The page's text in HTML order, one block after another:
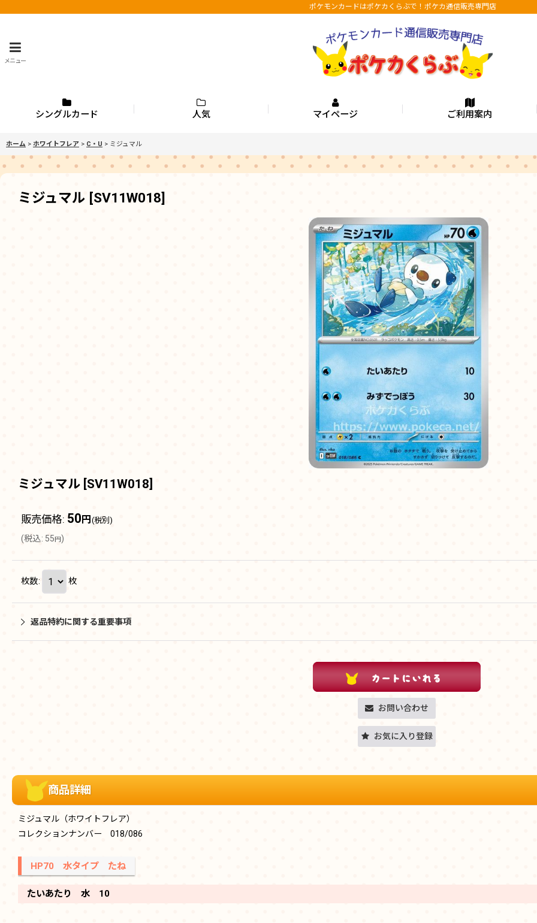
ポケモンカードはポケカくらぶで！ポケカ通信販売専門店
メニュー
シングルカード 人気 マイページ ご利用案内
ホーム > ホワイトフレア > C・U > ミジュマル
ミジュマル [SV11W018]
ミジュマル [SV11W018]
販売価格: 50 円 (税別)
(税込: 55 円 )
枚数: 枚
返品特約に関する重要事項
お問い合わせ
お気に入り登録
商品詳細
ミジュマル（ホワイトフレア）
コレクションナンバー 018/086
HP70 水タイプ たね
たいあたり 水 10